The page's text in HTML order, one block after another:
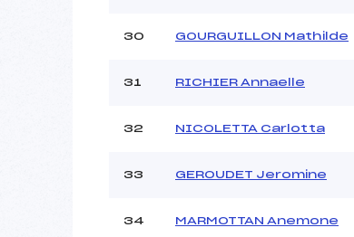
30 GOURGUILLON Mathilde
31 RICHIER Annaelle
32 NICOLETTA Carlotta
33 GEROUDET Jeromine
34 MARMOTTAN Anemone